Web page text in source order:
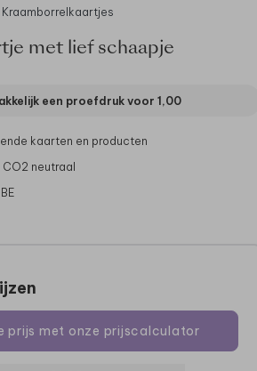
Kraamborrelkaartjes
met lief schaapje
een proefdruk voor 1,00
kaarten en producten
neutraal
prijs met onze prijscalculator